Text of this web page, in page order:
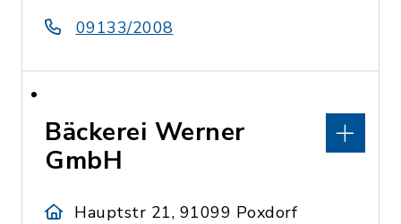
09133/2008
Bäckerei Werner
GmbH
Hauptstr 21, 91099 Poxdorf